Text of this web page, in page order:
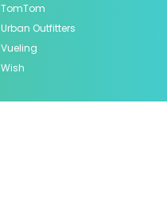
TomTom
Urban Outfitters
Vueling
Wish